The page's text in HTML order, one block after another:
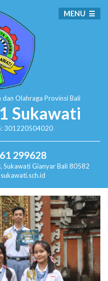
dan Olahraga Provinsi Bali
Sukawati
301220504020
299628
SukawatiGianyar Bali 80582
MENU